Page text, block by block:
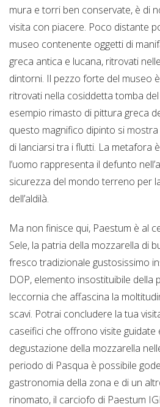
mura e torri ben conservate, è di
visita con piacere. Poco distante
museo contenente oggetti di
greca antica e lucana, ritrovati
dintorni. Il pezzo forte del museo
ritrovati nella cosiddetta tomba
esempio rimasto di pittura greca
questo magnifico dipinto si
di lanciarsi tra i flutti. La metafora
l’uomo rappresenta il defunto
sicurezza del mondo terreno per
dell’aldilà.
Ma non finisce qui, Paestum è al
Sele, la patria della mozzarella di
fresco tradizionale gustosissimo
DOP, elemento insostituibile della
leccornia che affascina la
scavi. Potrai concludere la tua
caseifici che offrono visite
degustazione della mozzarella
periodo di Pasqua è possibile
gastronomia della zona e di un
rinomato, il carciofo di Paestum